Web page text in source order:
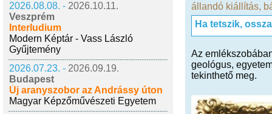
2026.08.08. - 2026.10.11.
Veszprém
Interludium
Modern Képtár - Vass László
Gyűjtemény
2026.07.23. - 2026.09.19.
Budapest
Új aranyszobor az Andrássy úton
Magyar Képzőművészeti Egyetem
állandó kiállítás,
Ha tetszik,
Az
geológus,
tekinthető meg.